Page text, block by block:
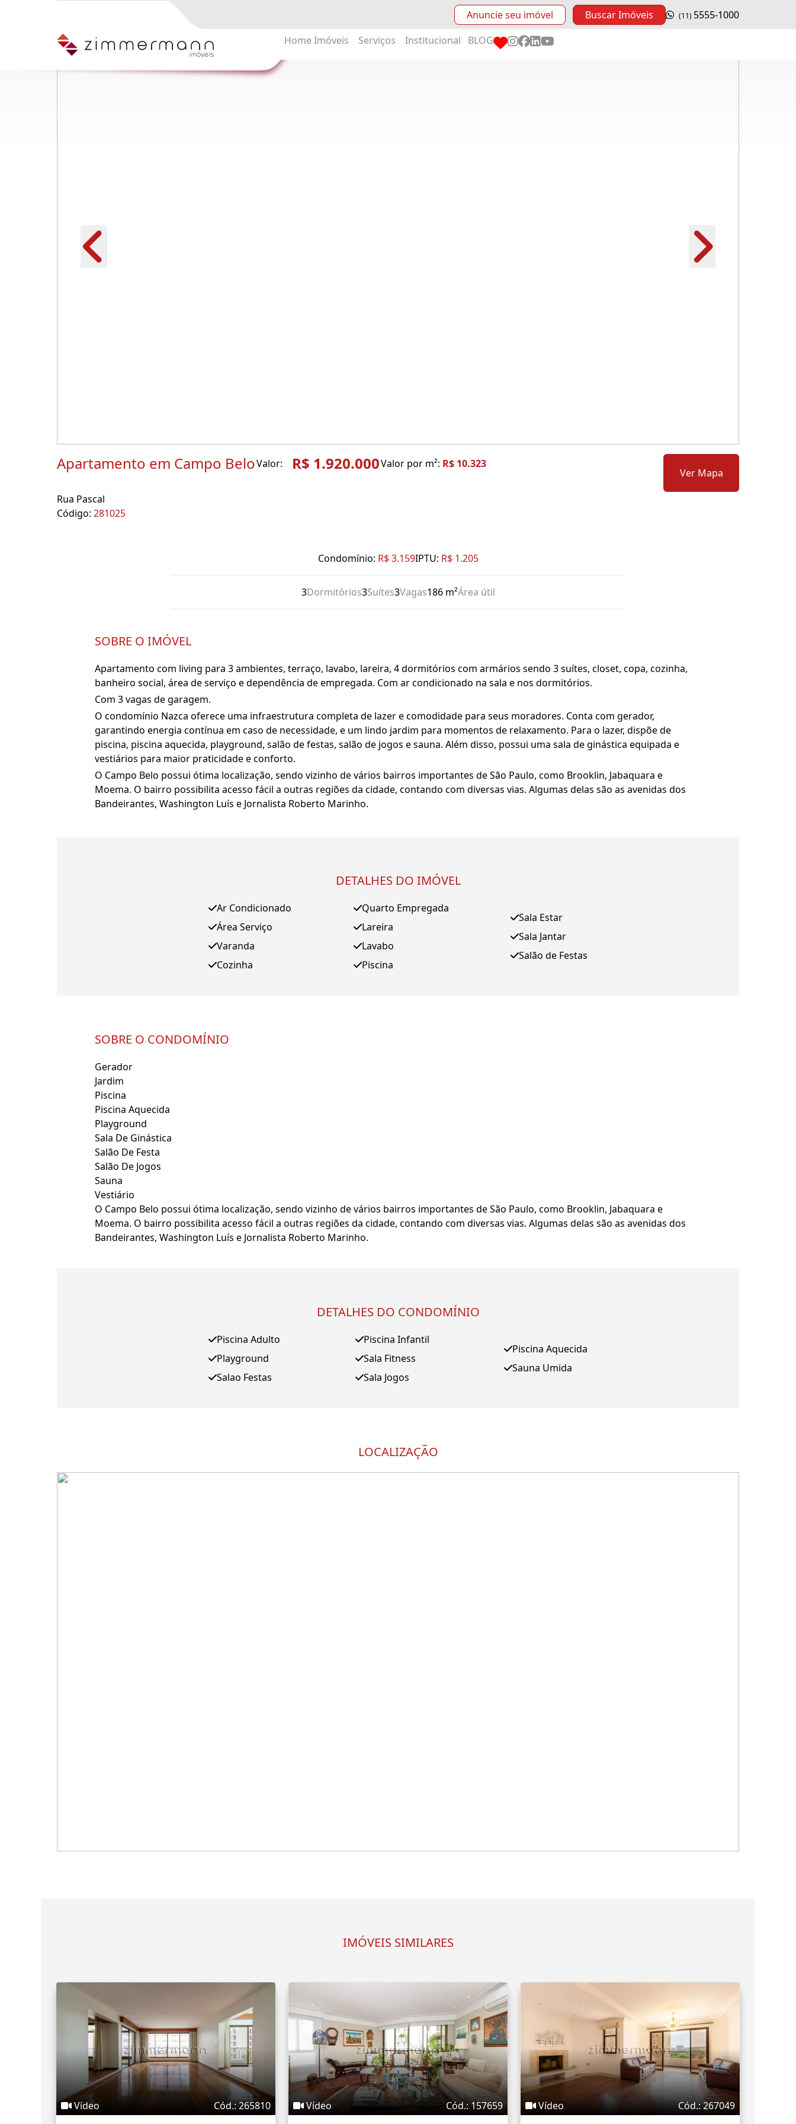
Anuncie seu imóvel Buscar Imóveis (11) 5555-1000
Home Imóveis Serviços Institucional BLOG
Apartamento em Campo BeloValor: R$ 1.920.000Valor por m²: R$ 10.323
Rua Pascal
Código: 281025
Ver Mapa
Condomínio: R$ 3.159IPTU: R$ 1.205
3Dormitórios3Suítes3Vagas186 m²Área útil
SOBRE O IMÓVEL
Apartamento com living para 3 ambientes, terraço, lavabo, lareira, 4 dormitórios com armários sendo 3 suítes, closet, copa, cozinha,
banheiro social, área de serviço e dependência de empregada. Com ar condicionado na sala e nos dormitórios.
Com 3 vagas de garagem.
O condomínio Nazca oferece uma infraestrutura completa de lazer e comodidade para seus moradores. Conta com gerador,
garantindo energia contínua em caso de necessidade, e um lindo jardim para momentos de relaxamento. Para o lazer, dispõe de
piscina, piscina aquecida, playground, salão de festas, salão de jogos e sauna. Além disso, possui uma sala de ginástica equipada e
vestiários para maior praticidade e conforto.
O Campo Belo possui ótima localização, sendo vizinho de vários bairros importantes de São Paulo, como Brooklin, Jabaquara e
Moema. O bairro possibilita acesso fácil a outras regiões da cidade, contando com diversas vias. Algumas delas são as avenidas dos
Bandeirantes, Washington Luís e Jornalista Roberto Marinho.
DETALHES DO IMÓVEL
Ar Condicionado
Área Serviço
Varanda
Cozinha
Quarto Empregada
Lareira
Lavabo
Piscina
Sala Estar
Sala Jantar
Salão de Festas
SOBRE O CONDOMÍNIO
Gerador
Jardim
Piscina
Piscina Aquecida
Playground
Sala De Ginástica
Salão De Festa
Salão De Jogos
Sauna
Vestiário
O Campo Belo possui ótima localização, sendo vizinho de vários bairros importantes de São Paulo, como Brooklin, Jabaquara e
Moema. O bairro possibilita acesso fácil a outras regiões da cidade, contando com diversas vias. Algumas delas são as avenidas dos
Bandeirantes, Washington Luís e Jornalista Roberto Marinho.
DETALHES DO CONDOMÍNIO
Piscina Adulto
Playground
Salao Festas
Piscina Infantil
Sala Fitness
Sala Jogos
Piscina Aquecida
Sauna Umida
LOCALIZAÇÃO
IMÓVEIS SIMILARES
Vídeo Cód.: 265810 Vídeo Cód.: 157659 Vídeo Cód.: 267049